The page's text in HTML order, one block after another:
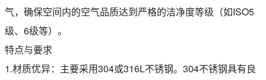
气，确保空间内的空气品质达到严格的洁净度等级（如ISO5
级、6级等）。
特点与要求
1.材质优异：主要采用304或316L不锈钢。304不锈钢具有良